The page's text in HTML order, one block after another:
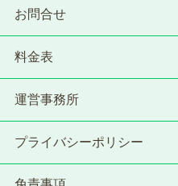
お問合せ
料金表
運営事務所
プライバシーポリシー